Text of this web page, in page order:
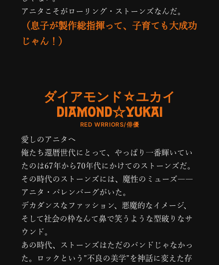
アニタこそがローリング・ストーンズなんだ。
（息子が製作総指揮って、子育ても大成功
じゃん！）
ダイアモンド☆ユカイ
DIAMOND☆YUKAI
RED WRRIORS/俳優
愛しのアニタへ
俺たち還暦世代にとって、やっぱり一番輝いてい
たのは67年から70年代にかけてのストーンズだ。
その時代のストーンズには、魔性のミューズ――
アニタ・パレンバーグがいた。
デカダンスなファッション、悪魔的なイメージ、
そして社会の枠なんて鼻で笑うような型破りなサ
ウンド。
あの時代、ストーンズはただのバンドじゃなかっ
た。ロックという”不良の美学”を神話に変えた存